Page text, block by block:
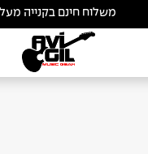
משלוח חינם בקנייה מעל ₪390